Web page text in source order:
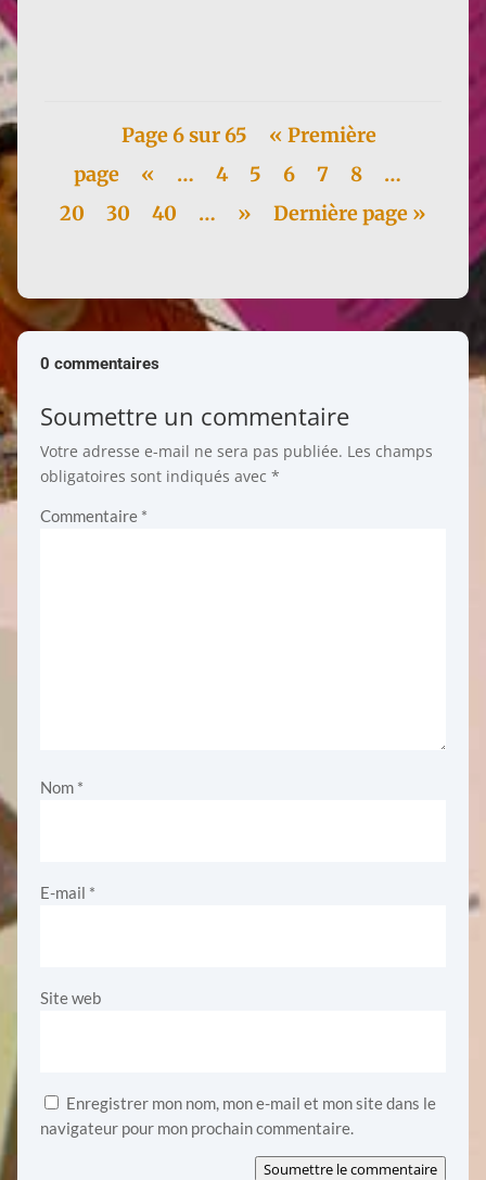
Page 6 sur 65
« Première
page
« … 4 5 6 7 8
…
20
30 40 … » Dernière page »
0 commentaires
Soumettre un commentaire
Votre adresse e-mail ne sera pas publiée. Les champs
obligatoires sont indiqués avec *
Commentaire *
Nom *
E-mail *
Site web
Enregistrer mon nom, mon e-mail et mon site dans le
navigateur pour mon prochain commentaire.
Soumettre le commentaire